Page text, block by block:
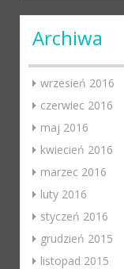
Archiwa
wrzesień 2016
czerwiec 2016
maj 2016
kwiecień 2016
marzec 2016
luty 2016
styczeń 2016
grudzień 2015
listopad 2015